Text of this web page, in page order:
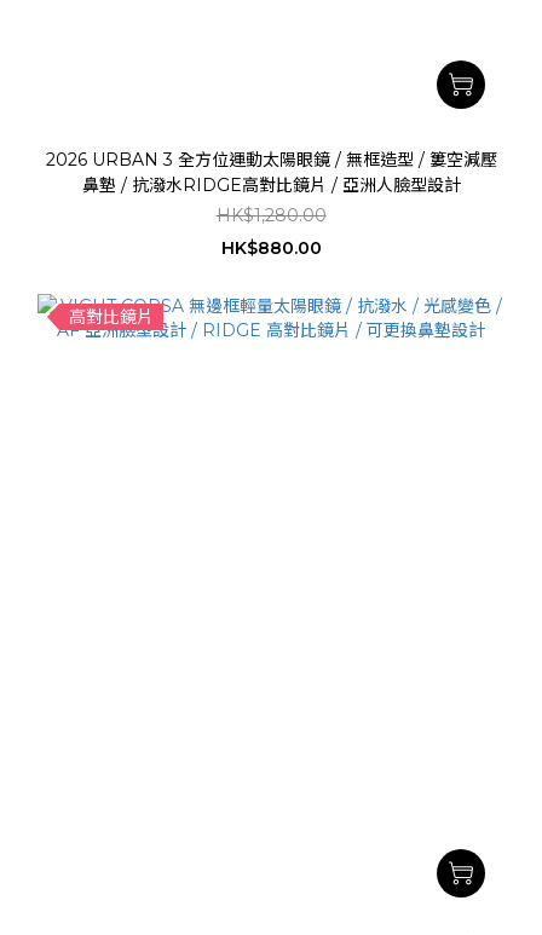
2026 URBAN 3 全方位運動太陽眼鏡 / 無框造型 / 簍空減壓
鼻墊 / 抗潑水RIDGE高對比鏡片 / 亞洲人臉型設計
HK$1,280.00
HK$880.00
高對比鏡片